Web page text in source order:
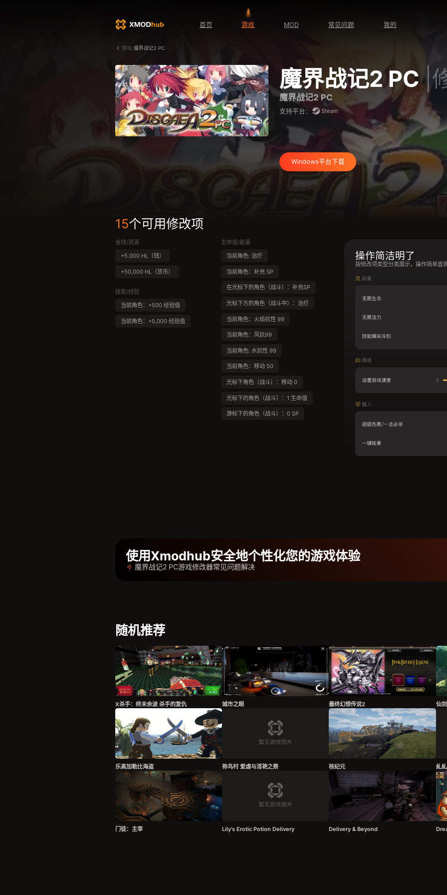
首页 游戏 MOD 常见问题 我的
游戏/ 魔界战记2 PC
魔界战记2 PC |
魔界战记2 PC
支持平台： Steam
Windows平台下载
15个可用修改项
金钱/资源
+5.000 HL（钱）
+50,000 HL（货币）
技能/经验
当前角色：+500 经验值
当前角色：+5,000 经验值
生命值/能量
当前角色: 治疗
当前角色：补充 SP
在光标下的角色（战斗）：补充SP
光标下方的角色（战斗中）：治疗
当前角色：火焰抗性 99
当前角色：风抗99
当前角色: 水抗性 99
当前角色：移动 50
光标下角色（战斗）：移动 0
光标下的角色（战斗）：1 生命值
游标下的角色（战斗）：0 SP
操作简洁明了
按修改项类型分类展示，操作简单直
使用Xmodhub安全地个性化您的游戏体验
魔界战记2 PC游戏修改器常见问题解决
随机推荐
X杀手：终末余波 杀手的复仇 城市之眼 最终幻想传说2 仙
乐高加勒比海盗 祢鸟村 爱虐与淫艳之祭 核纪元 糺
门徒：主宰 Lily's Erotic Potion Delivery Delivery & Beyond